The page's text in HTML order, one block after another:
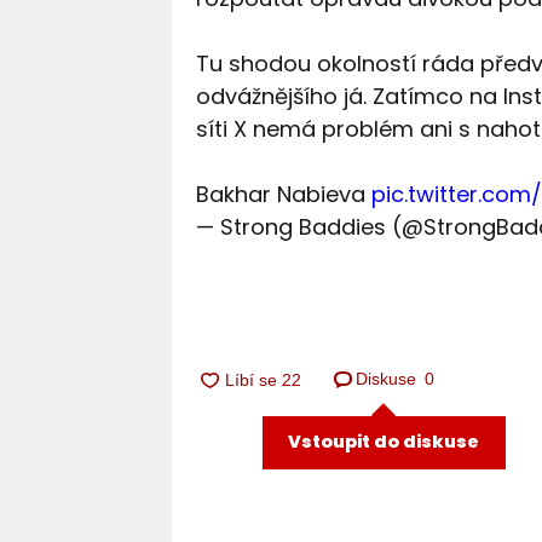
Tu shodou okolností ráda
odvážnějšího já. Zatímco na
síti X nemá problém ani s
Bakhar Nabieva pic.twitter.com/
— Strong Baddies
Diskuse 0
Vstoupit do diskuse